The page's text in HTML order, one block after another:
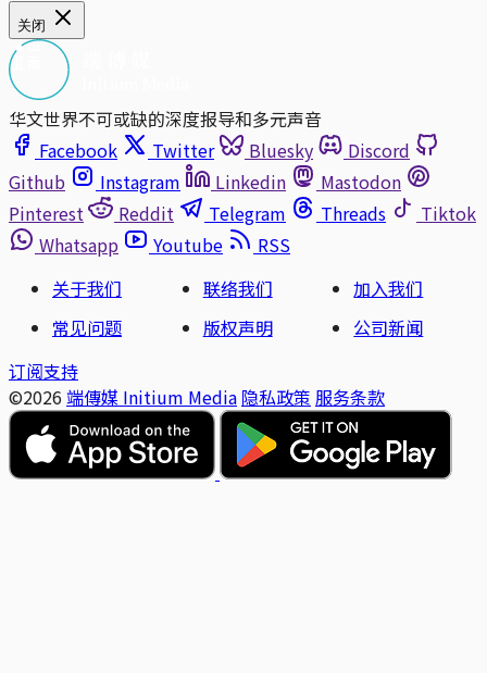
关闭
华文世界不可或缺的深度报导和多元声音
Facebook
Twitter Bluesky
Discord
Github
Instagram Linkedin
Mastodon
Pinterest
Reddit Telegram Threads
Tiktok
Whatsapp
Youtube
RSS
关于我们
联络我们
加入我们
常见问题
版权声明
公司新闻
订阅支持
©2026 端傳媒 Initium Media 隐私政策 服务条款